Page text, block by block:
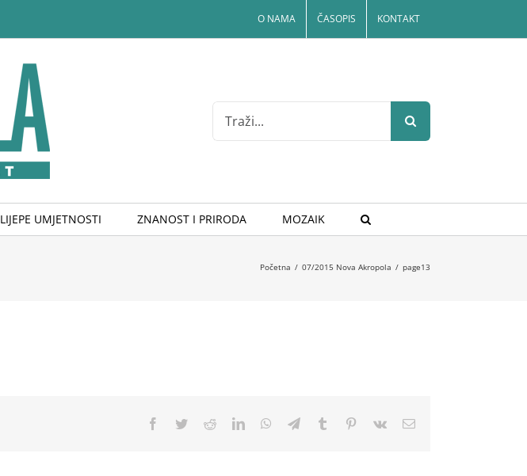
O NAMA ČASOPIS KONTAKT
Search
for:
LIJEPE UMJETNOSTI ZNANOST I PRIRODA MOZAIK
Početna / 07/2015 Nova Akropola / page13
Facebook
TwitterRedditLinkedInWhatsApp
TelegramTumblr Pinterest
Vk Email